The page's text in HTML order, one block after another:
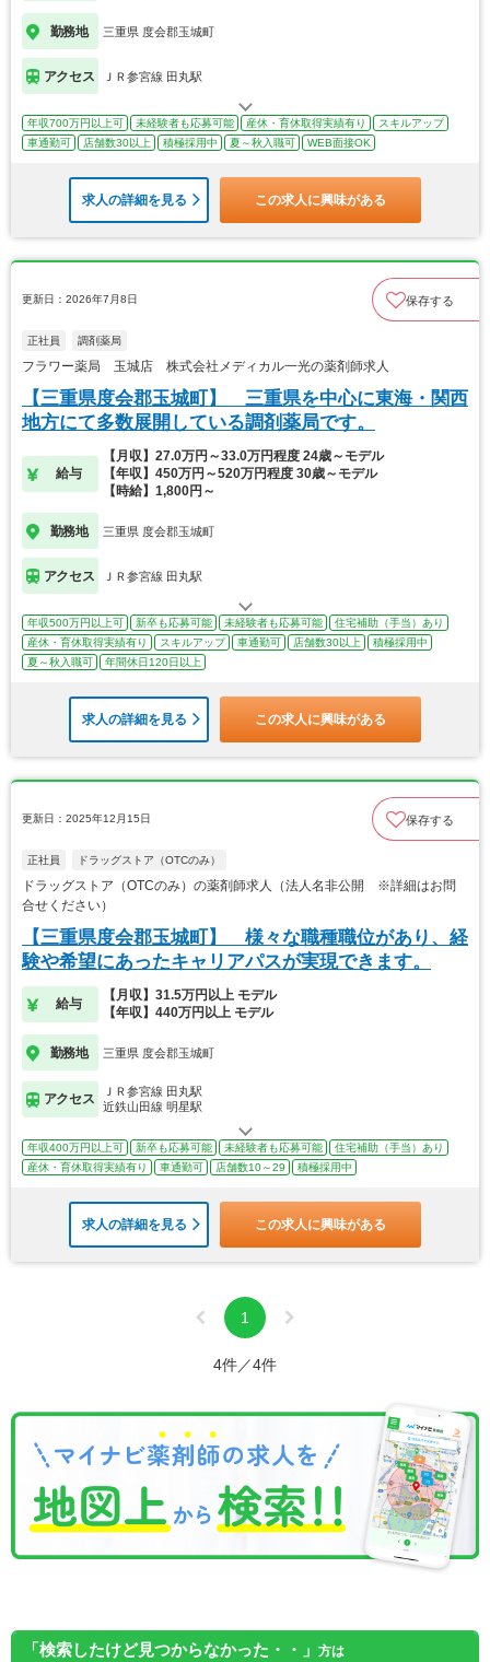
勤務地 三重県 度会郡玉城町
アクセス ＪＲ参宮線 田丸駅
年収700万円以上可 未経験者も応募可能 産休・育休取得実績有り
スキルアップ
車通勤可
店舗数30以上 積極採用中 夏～秋入職可 WEB面接OK
求人の詳細を見る この求人に興味がある
更新日：2026年7月8日 保存する
正社員 調剤薬局
フラワー薬局 玉城店 株式会社メディカル一光の薬剤師求人
【三重県度会郡玉城町】 三重県を中心に東海・関西
地方にて多数展開している調剤薬局です。
給与
【月収】27.0万円～33.0万円程度 24歳～モデル
【年収】450万円～520万円程度 30歳～モデル
【時給】1,800円～
勤務地 三重県 度会郡玉城町
アクセス ＪＲ参宮線 田丸駅
年収500万円以上可 新卒も応募可能 未経験者も応募可能
住宅補助（手当）あり
産休・育休取得実績有り
スキルアップ 車通勤可 店舗数30以上
積極採用中
夏～秋入職可
年間休日120日以上
求人の詳細を見る この求人に興味がある
更新日：2025年12月15日 保存する
正社員 ドラッグストア（OTCのみ）
ドラッグストア（OTCのみ）の薬剤師求人（法人名非公開 ※詳細はお問
合せください）
【三重県度会郡玉城町】 様々な職種職位があり、経
験や希望にあったキャリアパスが実現できます。
給与
【月収】31.5万円以上 モデル
【年収】440万円以上 モデル
勤務地 三重県 度会郡玉城町
アクセス
ＪＲ参宮線 田丸駅
近鉄山田線 明星駅
年収400万円以上可 新卒も応募可能 未経験者も応募可能
住宅補助（手当）あり
産休・育休取得実績有り
車通勤可 店舗数10～29 積極採用中
求人の詳細を見る この求人に興味がある
1
4件／4件
「検索したけど見つからなかった・・」 方は